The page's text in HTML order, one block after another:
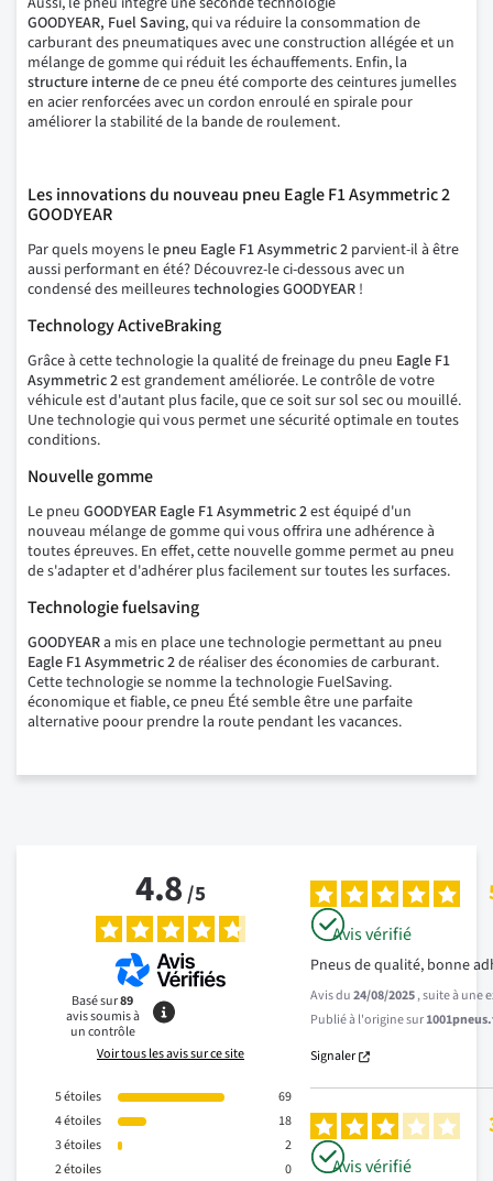
GOODYEAR, Fuel Saving, qui va réduire la consommation de
carburant des pneumatiques avec une construction allégée et un
mélange de gomme qui réduit les échauffements. Enfin, la
structure internede ce pneu été comporte des ceintures jumelles
en acier renforcées avec un cordon enroulé en spirale pour
améliorer la stabilité de la bande de roulement.
Les innovations du nouveau pneu Eagle F1 Asymmetric 2
GOODYEAR
Par quels moyens le pneu Eagle F1 Asymmetric 2 parvient-il à être
aussi performant en été? Découvrez-le ci-dessous avec un
condensé des meilleurestechnologies GOODYEAR !
Technology ActiveBraking
Grâce à cette technologie la qualité de freinage du pneu Eagle F1
Asymmetric 2est grandement améliorée. Le contrôle de votre
véhicule est d'autant plus facile, que ce soit sur sol sec ou mouillé.
Une technologie qui vous permet une sécurité optimale en toutes
conditions.
Nouvelle gomme
Le pneu GOODYEAR Eagle F1 Asymmetric 2est équipé d'un
nouveau mélange de gomme qui vous offrira une adhérence à
toutes épreuves. En effet, cette nouvelle gomme permet au pneu
de s'adapter et d'adhérer plus facilement sur toutes les surfaces.
Technologie fuelsaving
GOODYEARa mis en place une technologie permettant au pneu
Eagle F1 Asymmetric 2de réaliser des économies de carburant.
Cette technologie se nomme la technologie FuelSaving.
économique et fiable, ce pneu Été semble être une parfaite
alternative poour prendre la route pendant les vacances.
4.8/5
Basé sur89
avis soumis à
un contrôle
Voir tous les avis sur ce site
5étoiles
69
4étoiles
18
3étoiles
2
2étoiles
0
Avis vérifié
Pneus de qualité, bonne
Avis du24/08/2025, suite à une
Publié à l'origine sur
Signaler
Avis vérifié